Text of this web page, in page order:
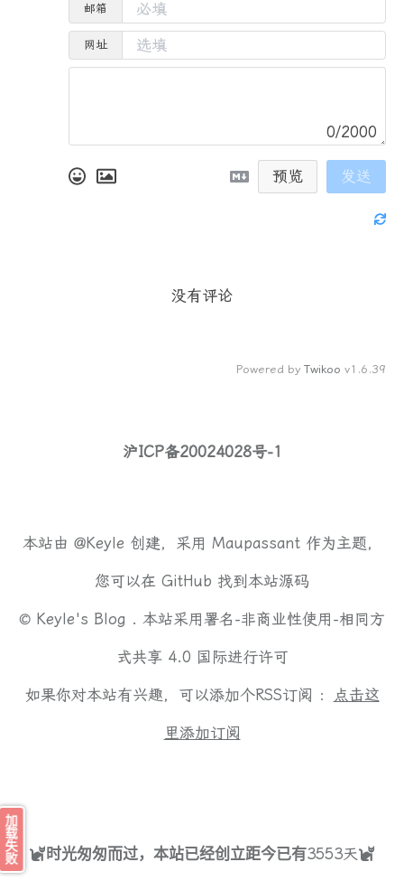
邮箱
网址
0/2000
预览 发送
没有评论
Powered by Twikoo v1.6.39
沪ICP备20024028号-1
本站由 @Keyle 创建，采用 Maupassant作为主题，
您可以在 GitHub 找到本站源码
© Keyle's Blog . 本站采用署名-非商业性使用-相同方
式共享 4.0 国际进行许可
如果你对本站有兴趣，可以添加个RSS订阅 ： 点击这
里添加订阅
时光匆匆而过，本站已经创立距今已有3553天
加载失败